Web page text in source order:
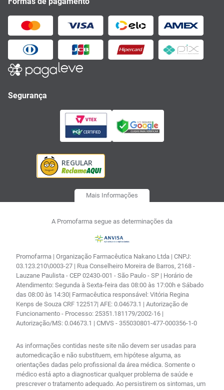
Segurança
Mais Informações
A Promofarma segue as determinações da
Promofarma | Organização Farmacêutica Nakano Ltda | CNPJ:
03.123.210\0003-27 | Rua Conselheiro Moreira de Barros, 2168 -
Lauzane Paulista - CEP 02430-001 - São Paulo - SP | Horário de
Atendimento: Segunda à Sexta-feira das 08:00 às 17:00h e Sábado
das 08:00 às 14:30| Farmacêutica responsável: Vitória Regina
Kenps de Souza CRF 122517| AFE: 0.04673.1 | Autorização de
Funcionamento - Processo: 25351.181179/2002-16 |
Autorização/MS: 0.04673.1 | CMVS - 355030801-477-000356-1-0
As informações contidas neste site não devem ser usadas para
automedicação e não substituem, em hipótese alguma, as
orientações dadas pelo profissional da área médica. Somente o
médico está apto a diagnosticar qualquer problema de saúde e
prescrever o tratamento adequado. Ao persistirem os sintomas, um